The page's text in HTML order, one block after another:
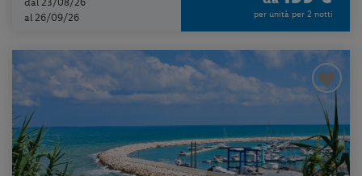
al 26/09/26
per unità per 2 notti